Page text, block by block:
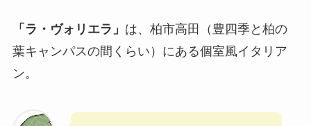
「ラ・ヴォリエラ」 は、柏市高田（豊四季と柏の
葉キャンパスの間くらい）にある個室風イタリア
ン。